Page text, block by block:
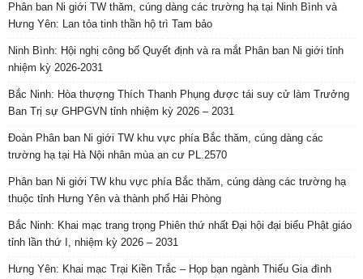
Phân ban Ni giới TW thăm, cúng dàng các trường hạ tại Ninh Bình và
Hưng Yên: Lan tỏa tinh thần hộ trì Tam bảo
Ninh Bình: Hội nghị công bố Quyết định và ra mắt Phân ban Ni giới tỉnh
nhiệm kỳ 2026-2031
Bắc Ninh: Hòa thượng Thích Thanh Phụng được tái suy cử làm Trưởng
Ban Trị sự GHPGVN tỉnh nhiệm kỳ 2026 – 2031
Đoàn Phân ban Ni giới TW khu vực phía Bắc thăm, cúng dàng các
trường hạ tại Hà Nội nhân mùa an cư PL.2570
Phân ban Ni giới TW khu vực phía Bắc thăm, cúng dàng các trường hạ
thuộc tỉnh Hưng Yên và thành phố Hải Phòng
Bắc Ninh: Khai mạc trang trọng Phiên thứ nhất Đại hội đại biểu Phật giáo
tỉnh lần thứ I, nhiệm kỳ 2026 – 2031
Hưng Yên: Khai mạc Trại Kiền Trắc – Họp bạn ngành Thiếu Gia đình